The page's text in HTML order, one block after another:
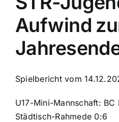
Aufwind
Spielbericht vom
U17-Mini-Mannschaft: BC
Städtisch-Rahmede 0:6